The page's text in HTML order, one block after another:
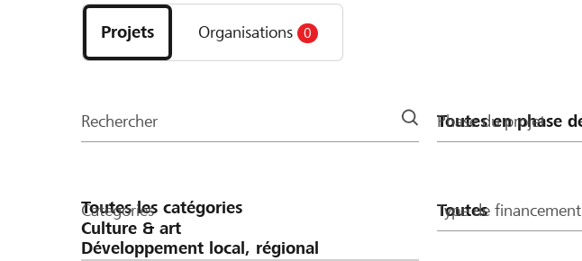
verdoppeln wir den Betrag auf CHF 200. Bei einer Spende von CHF
400 werden pauschal CHF 100 dazugegeben, was einen Betrag von
les
projets
et
la
Projets Organisations 0
Rechercher Phase du projet
Catégories Type de financement